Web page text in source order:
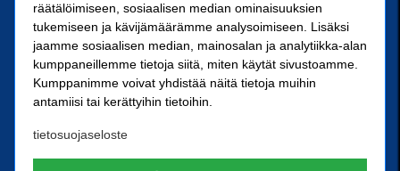
SN-Kiinnike Tampere Oy
Kuoppamäentie 10
33800 Tampere
räätälöimiseen, sosiaalisen median ominaisuuksien
tukemiseen ja kävijämäärämme analysoimiseen. Lisäksi
jaamme sosiaalisen median, mainosalan ja analytiikka-alan
kumppaneillemme tietoja siitä, miten käytät sivustoamme.
Kumppanimme voivat yhdistää näitä tietoja muihin
antamiisi tai kerättyihin tietoihin.
tietosuojaseloste